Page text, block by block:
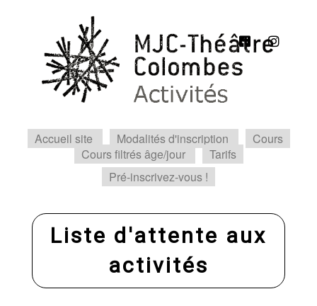
Accueil site Modalités d'inscription
Cours
Cours filtrés âge/jour
Tarifs
Pré-inscrivez-vous !
Liste d'attente aux
activités